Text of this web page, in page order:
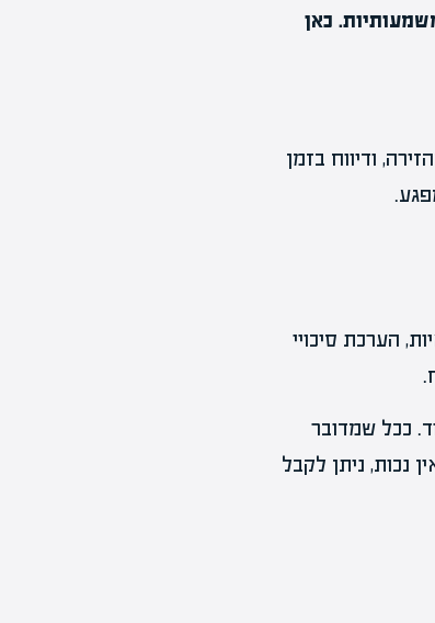
כאן
ודיווח בזמן
הערכת סיכויי
ככל שמדובר
נכות, ניתן לקבל